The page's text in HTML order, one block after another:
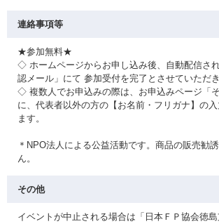
連絡事項等
★参加無料★
◇ ホームページからお申し込み後、自動配信さ
認メール」にて 参加受付を完了とさせていただき
◇ 複数人でお申込みの際は、お申込みページ「
に、代表者以外の方の【お名前・フリガナ】の
ます。
＊NPO法人による公益活動です。商品の販売勧
ん。
その他
イベントが中止される場合は「日本ＦＰ協会徳